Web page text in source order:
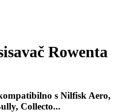
Rowenta
s Nilfisk Aero,
Collecto...